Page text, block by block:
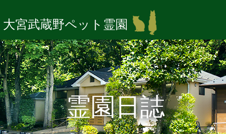
大宮武蔵野ペット霊園
霊園日誌